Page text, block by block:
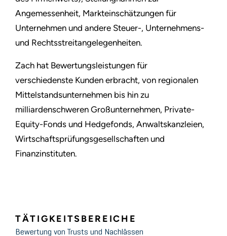
Angemessenheit, Markteinschätzungen für
Unternehmen und andere Steuer-, Unternehmens-
und Rechtsstreitangelegenheiten.
Zach hat Bewertungsleistungen für
verschiedenste Kunden erbracht, von regionalen
Mittelstandsunternehmen bis hin zu
milliardenschweren Großunternehmen, Private-
Equity-Fonds und Hedgefonds, Anwaltskanzleien,
Wirtschaftsprüfungsgesellschaften und
Finanzinstituten.
TÄTIGKEITSBEREICHE
Bewertung von Trusts und Nachlässen